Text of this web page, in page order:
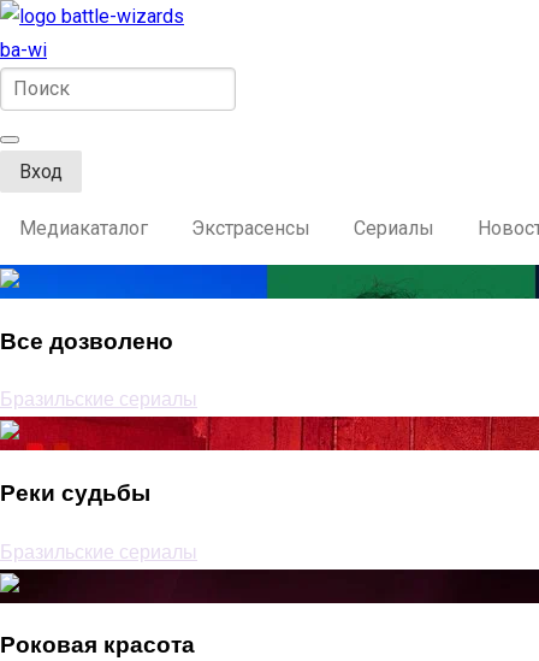
ba-wi
Вход
Медиакаталог Экстрасенсы Сериалы
Все дозволено
Бразильские сериалы
Реки судьбы
Бразильские сериалы
Роковая красота